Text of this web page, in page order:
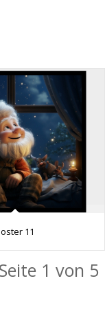
11
Seite 1 von 5